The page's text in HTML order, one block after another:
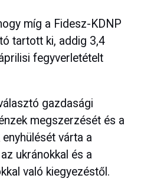
míg a Fidesz-KDNP
tartott ki, addig 3,4
fegyverletételt
gazdasági
megszerzését és a
várta a
ukránokkal és a
való kiegyezéstől.